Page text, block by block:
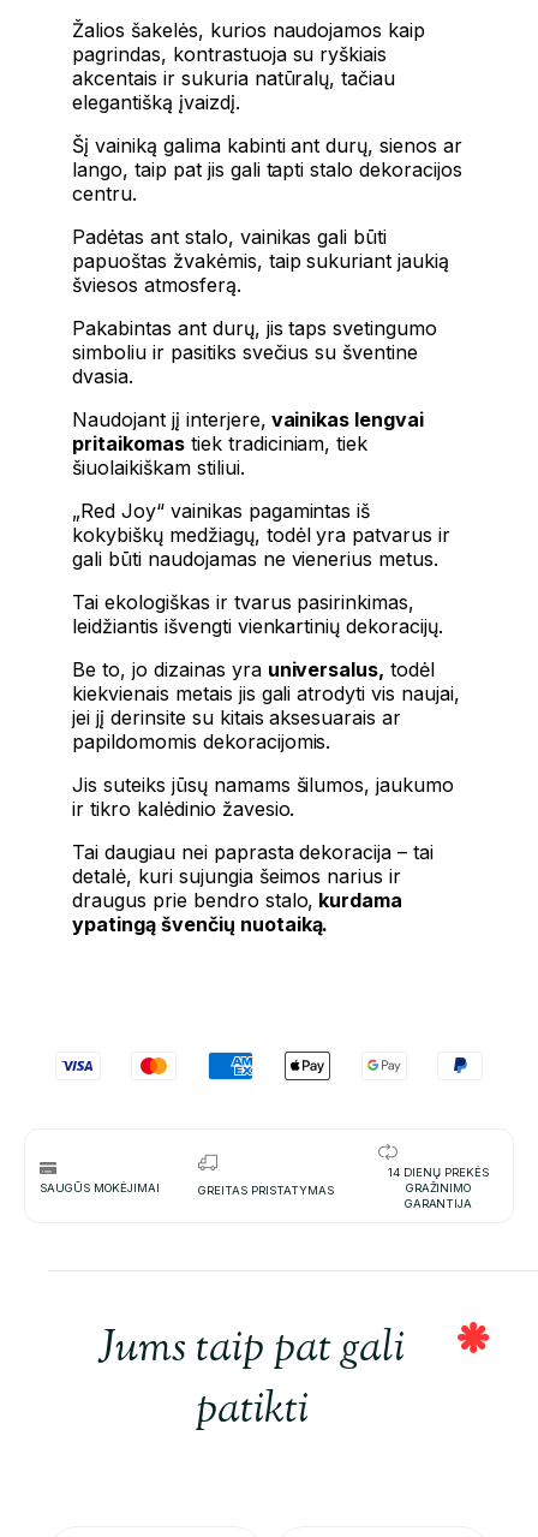
Žalios šakelės, kurios naudojamos kaip
pagrindas, kontrastuoja su ryškiais
akcentais ir sukuria natūralų, tačiau
elegantišką įvaizdį.
Šį vainiką galima kabinti ant durų, sienos ar
lango, taip pat jis gali tapti stalo dekoracijos
centru.
Padėtas ant stalo, vainikas gali būti
papuoštas žvakėmis, taip sukuriant jaukią
šviesos atmosferą.
Pakabintas ant durų, jis taps svetingumo
simboliu ir pasitiks svečius su šventine
dvasia.
Naudojant jį interjere, vainikas lengvai
pritaikomastiek tradiciniam, tiek
šiuolaikiškam stiliui.
„Red Joy“ vainikas pagamintas iš
kokybiškų medžiagų, todėl yra patvarus ir
gali būti naudojamas ne vienerius metus.
Tai ekologiškas ir tvarus pasirinkimas,
leidžiantis išvengti vienkartinių dekoracijų.
Be to, jo dizainas yra universalus, todėl
kiekvienais metais jis gali atrodyti vis naujai,
jei jį derinsite su kitais aksesuarais ar
papildomomis dekoracijomis.
Jis suteiks jūsų namams šilumos, jaukumo
ir tikro kalėdinio žavesio.
Tai daugiau nei paprasta dekoracija – tai
detalė, kuri sujungia šeimos narius ir
draugus prie bendro stalo, kurdama
ypatingą švenčių nuotaiką.
SAUGŪS MOKĖJIMAI GREITAS PRISTATYMAS
14 DIENŲ PREKĖS
GRAŽINIMO
GARANTIJA
Jums taip pat gali
patikti